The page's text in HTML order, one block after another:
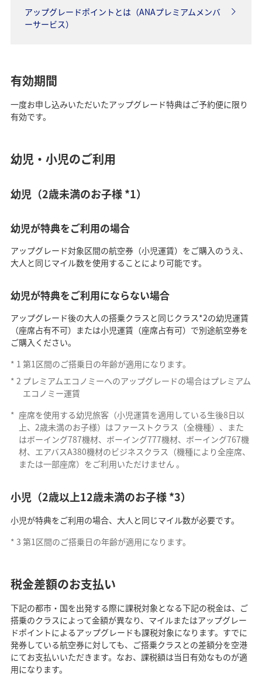
アップグレードポイントとは（ANAプレミアムメンバ
ーサービス）
有効期間
一度お申し込みいただいたアップグレード特典はご予約便に限り
有効です。
幼児・小児のご利用
幼児（2歳未満のお子様 *1）
幼児が特典をご利用の場合
アップグレード対象区間の航空券（小児運賃）をご購入のうえ、
大人と同じマイル数を使用することにより可能です。
幼児が特典をご利用にならない場合
アップグレード後の大人の搭乗クラスと同じクラス*2の幼児運賃
（座席占有不可）または小児運賃（座席占有可）で別途航空券を
ご購入ください。
* 1 第1区間のご搭乗日の年齢が適用になります。
* 2 プレミアムエコノミーへのアップグレードの場合はプレミアム
エコノミー運賃
* 座席を使用する幼児旅客（小児運賃を適用している生後8日以
上、2歳未満のお子様）はファーストクラス（全機種）、また
はボーイング787機材、ボーイング777機材、ボーイング767機
材、エアバスA380機材のビジネスクラス（機種により全座席、
または一部座席）をご利用いただけません 。
小児（2歳以上12歳未満のお子様 *3）
小児が特典をご利用の場合、大人と同じマイル数が必要です。
* 3 第1区間のご搭乗日の年齢が適用になります。
税金差額のお支払い
下記の都市・国を出発する際に課税対象となる下記の税金は、ご
搭乗のクラスによって金額が異なり、マイルまたはアップグレー
ドポイントによるアップグレードも課税対象になります。すでに
発券している航空券に対しても、ご搭乗クラスとの差額分を空港
にてお支払いいただきます。なお、課税額は当日有効なものが適
用になります。